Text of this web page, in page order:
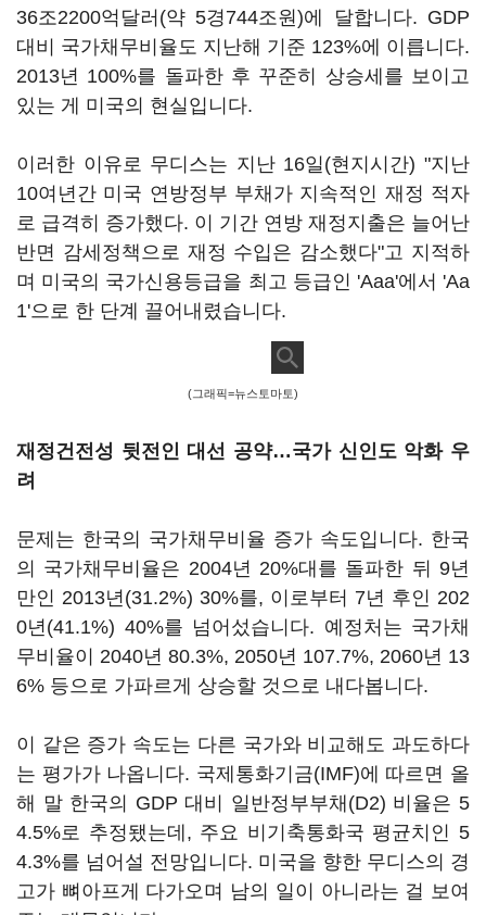
36조2200억달러(약 5경744조원)에 달합니다. GDP
대비 국가채무비율도 지난해 기준 123%에 이릅니다.
2013년 100%를 돌파한 후 꾸준히 상승세를 보이고
있는 게 미국의 현실입니다.
이러한 이유로 무디스는 지난 16일(현지시간) "지난
10여년간 미국 연방정부 부채가 지속적인 재정 적자
로 급격히 증가했다. 이 기간 연방 재정지출은 늘어난
반면 감세정책으로 재정 수입은 감소했다"고 지적하
며 미국의 국가신용등급을 최고 등급인 'Aaa'에서 'Aa
1'으로 한 단계 끌어내렸습니다.
(그래픽=뉴스토마토)
재정건전성 뒷전인 대선 공약…국가 신인도 악화 우
려
문제는 한국의 국가채무비율 증가 속도입니다. 한국
의 국가채무비율은 2004년 20%대를 돌파한 뒤 9년
만인 2013년(31.2%) 30%를, 이로부터 7년 후인 202
0년(41.1%) 40%를 넘어섰습니다. 예정처는 국가채
무비율이 2040년 80.3%, 2050년 107.7%, 2060년 13
6% 등으로 가파르게 상승할 것으로 내다봅니다.
이 같은 증가 속도는 다른 국가와 비교해도 과도하다
는 평가가 나옵니다. 국제통화기금(IMF)에 따르면 올
해 말 한국의 GDP 대비 일반정부부채(D2) 비율은 5
4.5%로 추정됐는데, 주요 비기축통화국 평균치인 5
4.3%를 넘어설 전망입니다. 미국을 향한 무디스의 경
고가 뼈아프게 다가오며 남의 일이 아니라는 걸 보여